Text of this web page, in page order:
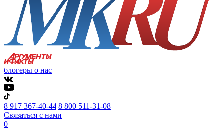
блогеры о нас
8 917 367-40-44 8 800 511-31-08
Связаться с нами
0